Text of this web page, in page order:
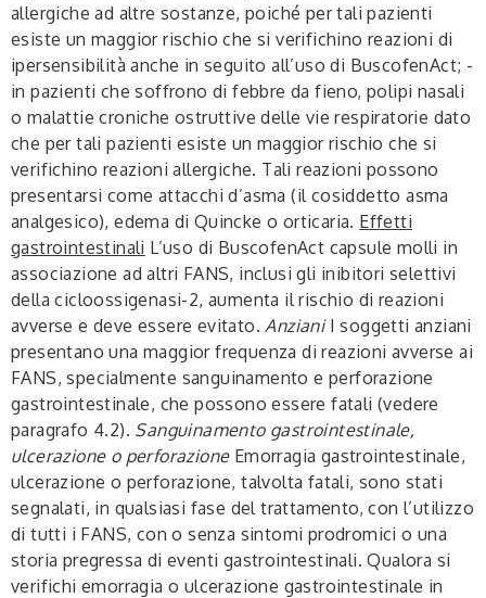
allergiche ad altre sostanze, poiché per tali pazienti
esiste un maggior rischio che si verifichino reazioni di
ipersensibilità anche in seguito all’uso di BuscofenAct; -
in pazienti che soffrono di febbre da fieno, polipi nasali
o malattie croniche ostruttive delle vie respiratorie dato
che per tali pazienti esiste un maggior rischio che si
verifichino reazioni allergiche. Tali reazioni possono
presentarsi come attacchi d’asma (il cosiddetto asma
analgesico), edema di Quincke o orticaria. Effetti
gastrointestinali L’uso di BuscofenAct capsule molli in
associazione ad altri FANS, inclusi gli inibitori selettivi
della cicloossigenasi-2, aumenta il rischio di reazioni
avverse e deve essere evitato. AnzianiI soggetti anziani
presentano una maggior frequenza di reazioni avverse ai
FANS, specialmente sanguinamento e perforazione
gastrointestinale, che possono essere fatali (vedere
paragrafo 4.2). Sanguinamento gastrointestinale,
ulcerazione o perforazioneEmorragia gastrointestinale,
ulcerazione o perforazione, talvolta fatali, sono stati
segnalati, in qualsiasi fase del trattamento, con l’utilizzo
di tutti i FANS, con o senza sintomi prodromici o una
storia pregressa di eventi gastrointestinali. Qualora si
verifichi emorragia o ulcerazione gastrointestinale in